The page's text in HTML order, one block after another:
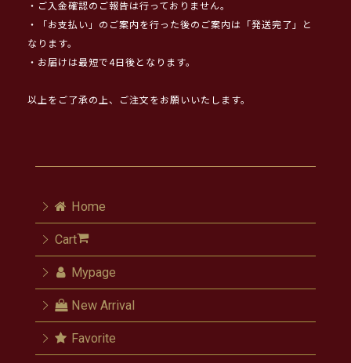
・ご入金確認のご報告は行っておりません。
・「お支払い」のご案内を行った後のご案内は「発送完了」と
なります。
・お届けは最短で4日後となります。
以上をご了承の上、ご注文をお願いいたします。
Home
Cart
Mypage
New Arrival
Favorite